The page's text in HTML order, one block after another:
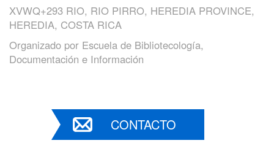
XVWQ+293 RIO, RIO PIRRO, HEREDIA PROVINCE,
HEREDIA, COSTA RICA
Organizado por Escuela de Bibliotecología,
Documentación e Información
CONTACTO